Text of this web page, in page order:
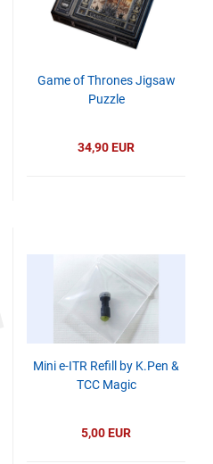
Game of Thrones Jigsaw
Puzzle
34,90 EUR
Mini e-ITR Refill by K.Pen &
TCC Magic
5,00 EUR